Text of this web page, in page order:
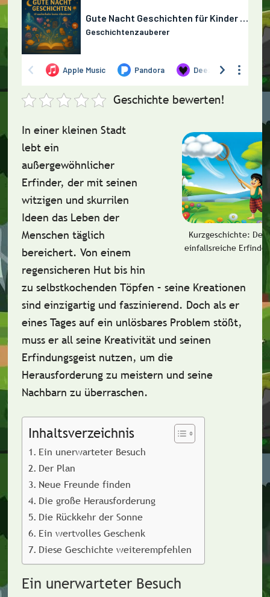
Geschichte bewerten!
Kurzgeschichte: Der
einfallsreiche Erfinder
In einer kleinen Stadt
lebt ein
außergewöhnlicher
Erfinder, der mit seinen
witzigen und skurrilen
Ideen das Leben der
Menschen täglich
bereichert. Von einem
regensicheren Hut bis hin
zu selbstkochenden Töpfen – seine Kreationen
sind einzigartig und faszinierend. Doch als er
eines Tages auf ein unlösbares Problem stößt,
muss er all seine Kreativität und seinen
Erfindungsgeist nutzen, um die
Herausforderung zu meistern und seine
Nachbarn zu überraschen.
Inhaltsverzeichnis
Ein unerwarteter Besuch
Der Plan
Neue Freunde finden
Die große Herausforderung
Die Rückkehr der Sonne
Ein wertvolles Geschenk
Diese Geschichte weiterempfehlen
Ein unerwarteter Besuch